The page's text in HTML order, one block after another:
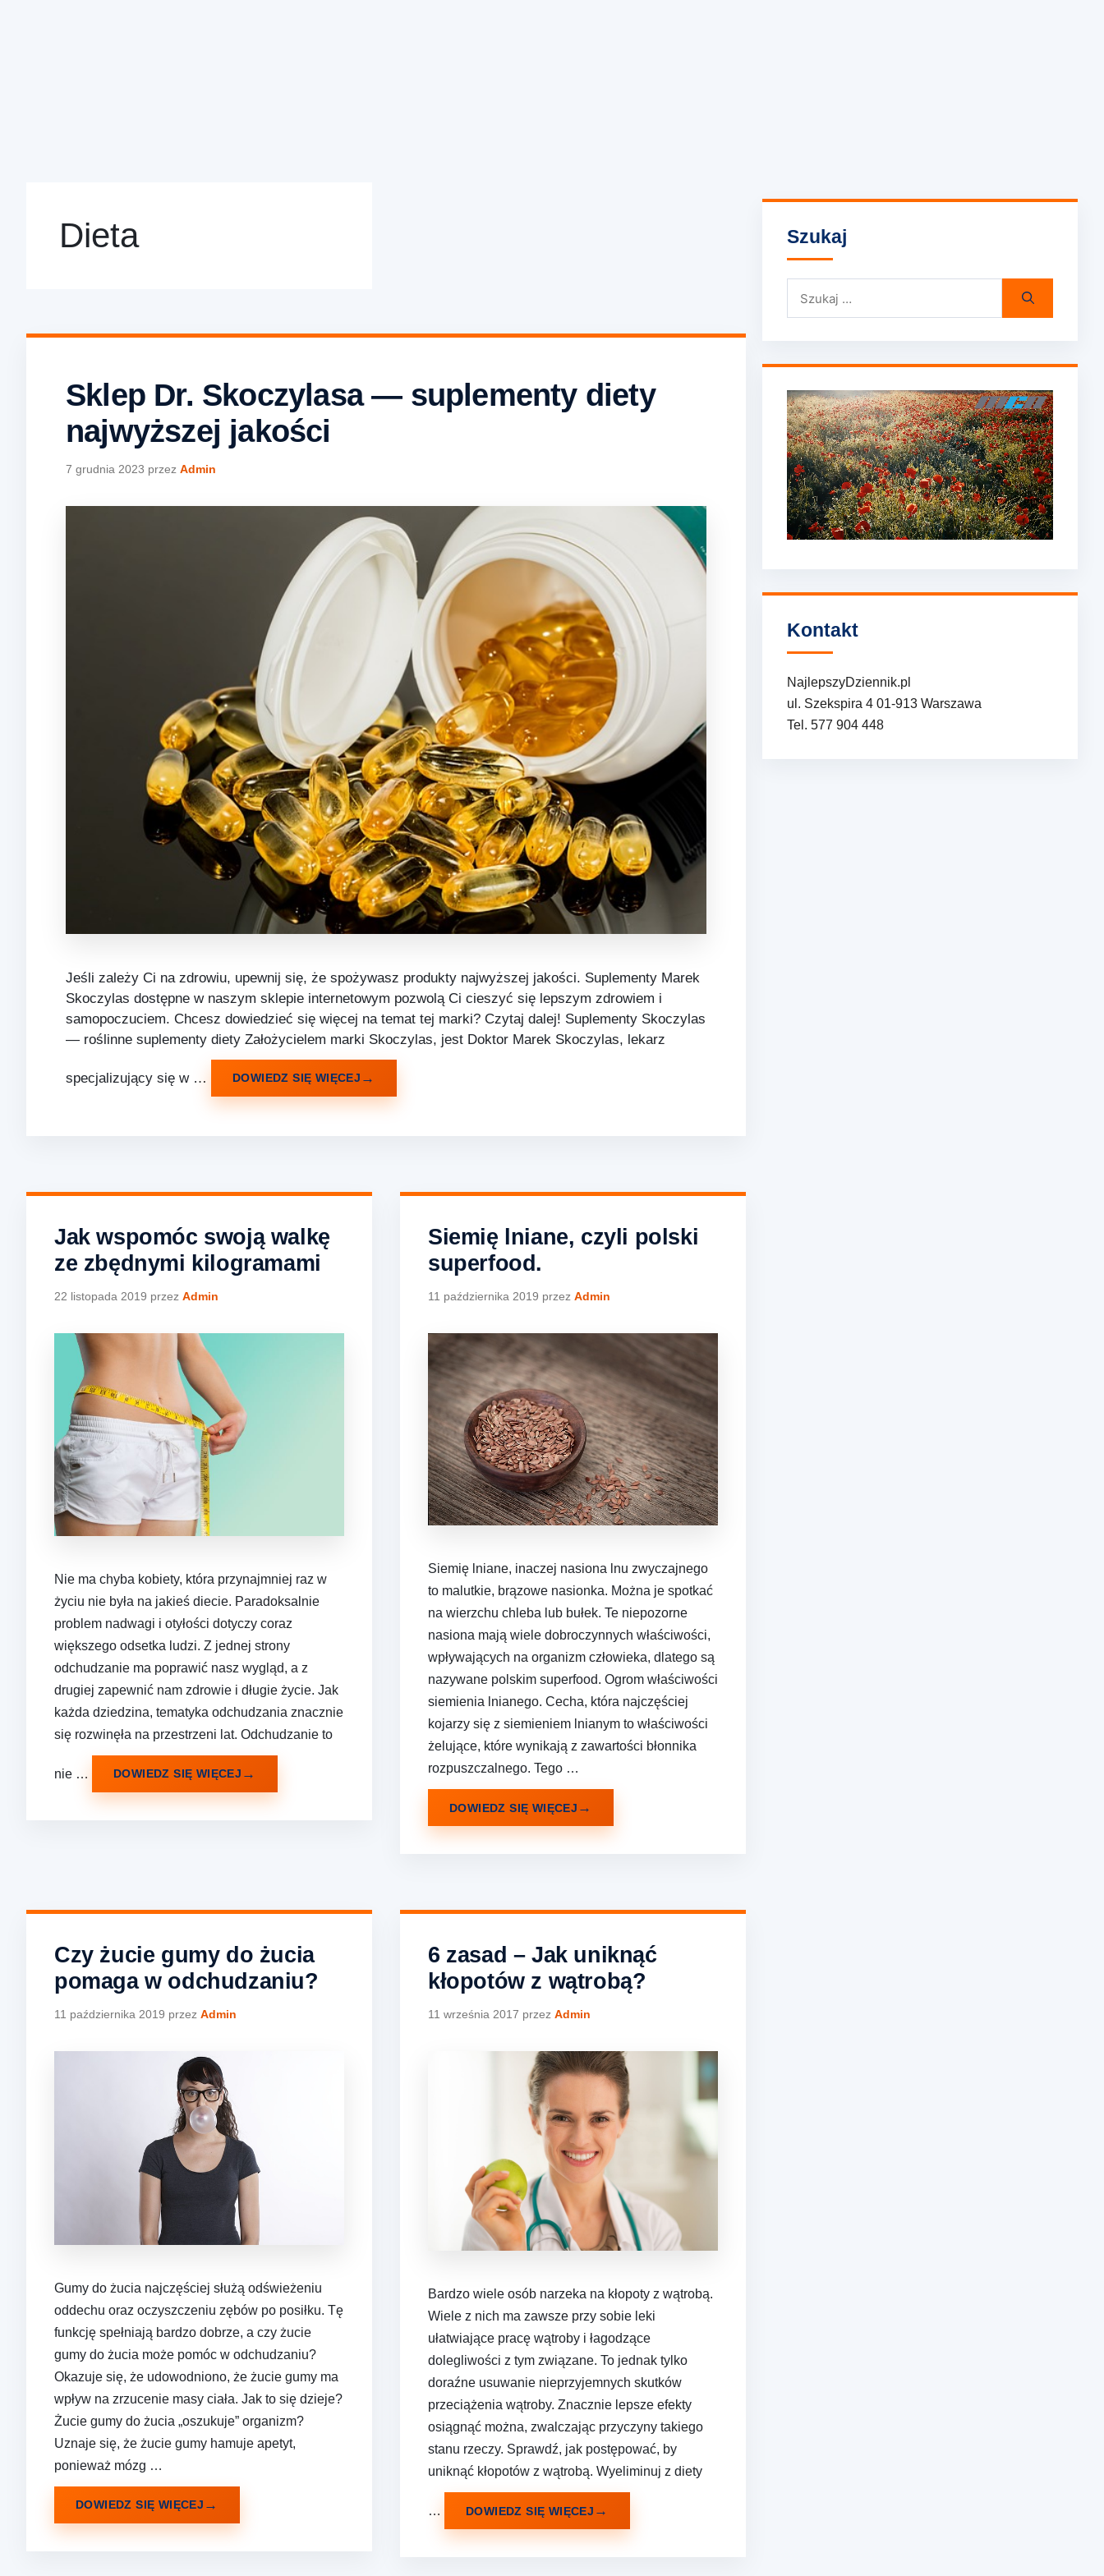
Dieta
Sklep Dr. Skoczylasa — suplementy diety
najwyższej jakości
7 grudnia 2023 przez Admin
Jeśli zależy Ci na zdrowiu, upewnij się, że spożywasz produkty najwyższej jakości. Suplementy Marek
Skoczylas dostępne w naszym sklepie internetowym pozwolą Ci cieszyć się lepszym zdrowiem i
samopoczuciem. Chcesz dowiedzieć się więcej na temat tej marki? Czytaj dalej! Suplementy Skoczylas
— roślinne suplementy diety Założycielem marki Skoczylas, jest Doktor Marek Skoczylas, lekarz
specjalizujący się w … DOWIEDZ SIĘ WIĘCEJ
Jak wspomóc swoją walkę
ze zbędnymi kilogramami
22 listopada 2019 przez Admin
Nie ma chyba kobiety, która przynajmniej raz w
życiu nie była na jakieś diecie. Paradoksalnie
problem nadwagi i otyłości dotyczy coraz
większego odsetka ludzi. Z jednej strony
odchudzanie ma poprawić nasz wygląd, a z
drugiej zapewnić nam zdrowie i długie życie. Jak
każda dziedzina, tematyka odchudzania znacznie
się rozwinęła na przestrzeni lat. Odchudzanie to
nie … DOWIEDZ SIĘ WIĘCEJ
Siemię lniane, czyli polski
superfood.
11 października 2019 przez Admin
Siemię lniane, inaczej nasiona lnu zwyczajnego
to malutkie, brązowe nasionka. Można je spotkać
na wierzchu chleba lub bułek. Te niepozorne
nasiona mają wiele dobroczynnych właściwości,
wpływających na organizm człowieka, dlatego są
nazywane polskim superfood. Ogrom właściwości
siemienia lnianego. Cecha, która najczęściej
kojarzy się z siemieniem lnianym to właściwości
żelujące, które wynikają z zawartości błonnika
rozpuszczalnego. Tego …
DOWIEDZ SIĘ WIĘCEJ
Czy żucie gumy do żucia
pomaga w odchudzaniu?
11 października 2019 przez Admin
Gumy do żucia najczęściej służą odświeżeniu
oddechu oraz oczyszczeniu zębów po posiłku. Tę
funkcję spełniają bardzo dobrze, a czy żucie
gumy do żucia może pomóc w odchudzaniu?
Okazuje się, że udowodniono, że żucie gumy ma
wpływ na zrzucenie masy ciała. Jak to się dzieje?
Żucie gumy do żucia „oszukuje” organizm?
Uznaje się, że żucie gumy hamuje apetyt,
ponieważ mózg …
DOWIEDZ SIĘ WIĘCEJ
6 zasad – Jak uniknąć
kłopotów z wątrobą?
11 września 2017 przez Admin
Bardzo wiele osób narzeka na kłopoty z wątrobą.
Wiele z nich ma zawsze przy sobie leki
ułatwiające pracę wątroby i łagodzące
dolegliwości z tym związane. To jednak tylko
doraźne usuwanie nieprzyjemnych skutków
przeciążenia wątroby. Znacznie lepsze efekty
osiągnąć można, zwalczając przyczyny takiego
stanu rzeczy. Sprawdź, jak postępować, by
uniknąć kłopotów z wątrobą. Wyeliminuj z diety
… DOWIEDZ SIĘ WIĘCEJ
Szukaj
Kontakt
NajlepszyDziennik.pl
ul. Szekspira 4 01-913 Warszawa
Tel. 577 904 448